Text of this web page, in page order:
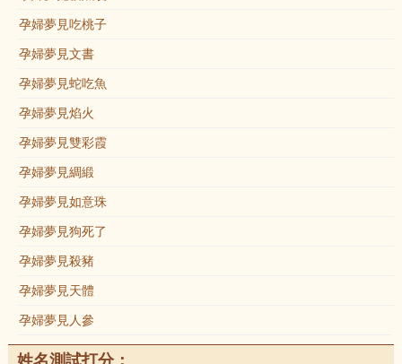
孕婦夢見吃桃子
孕婦夢見文書
孕婦夢見蛇吃魚
孕婦夢見焰火
孕婦夢見雙彩霞
孕婦夢見綢緞
孕婦夢見如意珠
孕婦夢見狗死了
孕婦夢見殺豬
孕婦夢見天體
孕婦夢見人參
姓名測試打分：